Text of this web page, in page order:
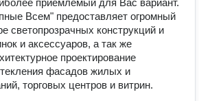
приемлемый для Вас вариант.
Всем" предоставляет огромный
светопрозрачных конструкций и
и аксессуаров, а так же
проектирование
фасадов жилых и
торговых центров и витрин.